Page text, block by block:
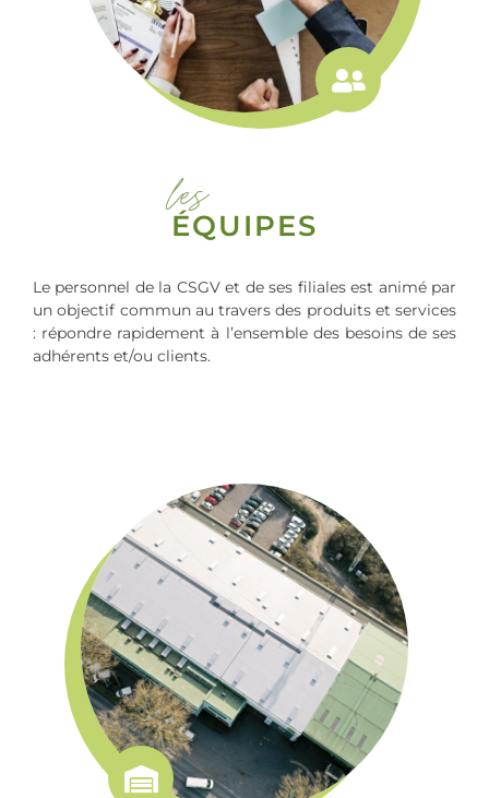
les
ÉQUIPES
Le personnel de la CSGV et de ses filiales est animé par
un objectif commun au travers des produits et services
: répondre rapidement à l’ensemble des besoins de ses
adhérents et/ou clients.